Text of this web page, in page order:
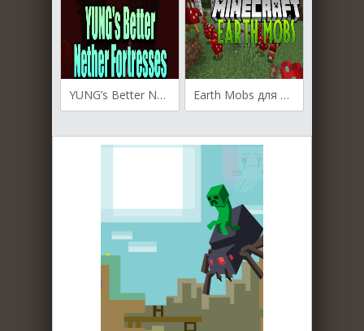
YUNG’s Better Nether Fortresses для Майнкрафт [1.19.3, 1.19.2, 1.18.2] Earth Mobs для Майнкрафт [1.19.3, 1.19.2, 1.18.2]